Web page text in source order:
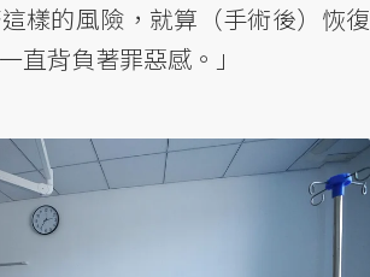
樣的風險，就算（手術後）恢復
直背負著罪惡感。」